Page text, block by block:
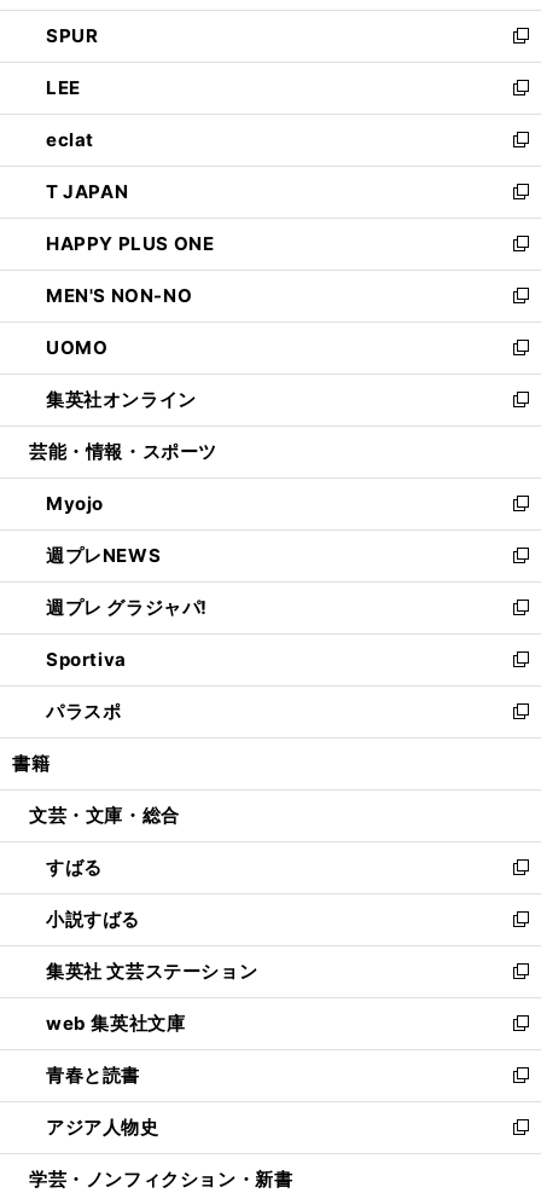
ウ
で
開
く
ン
ド
ウ
で
開
く
ウ
ィ
ン
ド
ウ
で
開
く
し
い
ウ
ィ
ン
ド
ウ
で
開
く
SPUR
新
し
い
ウ
ィ
ン
ド
ウ
で
開
く
LEE
新
し
い
ウ
ィ
ン
ド
ウ
で
開
く
eclat
新
し
い
ウ
ィ
ン
ド
ウ
で
開
く
T JAPAN
新
し
い
ウ
ィ
ン
ド
ウ
で
開
HAPPY PLUS ONE
新
し
い
ウ
ィ
ン
ド
ウ
開
く
MEN'S NON-NO
新
し
い
ウ
ィ
ン
ウ
で
開
く
UOMO
新
し
い
ウ
ン
ド
ウ
で
開
く
集英社オンライン
新
し
ウ
ィ
ン
ド
ウ
で
開
く
芸能・情報・スポーツ
Myojo
新
し
い
ウ
ィ
ン
ド
ウ
で
開
週プレNEWS
新
し
い
ウ
ィ
ン
ド
ウ
開
週プレ グラジャパ!
新
し
い
ウ
ィ
ン
ウ
開
く
Sportiva
新
し
い
ウ
ン
ウ
で
開
く
パラスポ
新
し
ウ
ン
ド
ウ
で
開
く
書籍
文芸・文庫・総合
すばる
新
し
い
ウ
ィ
ン
ド
ウ
で
開
く
小説すばる
新
し
い
ウ
ィ
ン
ド
ウ
で
開
集英社 文芸ステーション
新
し
い
ウ
ィ
ン
ド
ウ
web 集英社文庫
新
し
い
ウ
ィ
ン
青春と読書
新
し
い
ウ
アジア人物史
新
し
学芸・ノンフィクション・新書